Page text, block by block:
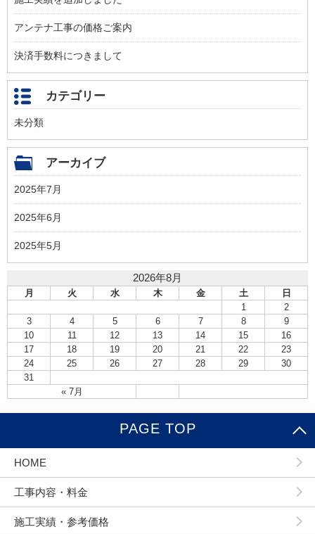
アンテナ工事の価格ご案内
決済手数料につきまして
カテゴリー
未分類
アーカイブ
2025年7月
2025年6月
2025年5月
2026年8月
月 火 水 木 金 土 日
« 7月
1
2
3
4 5 6 7 8
9
10
11 12 13 14 15
16
17
18 19 20 21 22
23
24
25 26 27 28 29
30
31
PAGE TOP
HOME
工事内容・料金
施工実績・参考価格